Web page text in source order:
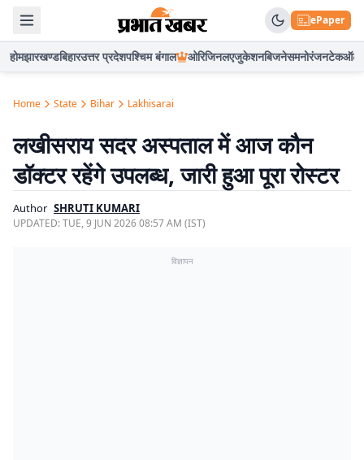
ePaper
होमझारखण्डबिहारउत्तर प्रदेशपश्चिम बंगाल ओरिजिनलएजुकेशनबिजनेसमनोरंजनटेकऑटो
Home State Bihar Lakhisarai
लखीसराय सदर अस्पताल में आज कौन
डॉक्टर रहेंगे उपलब्ध, जारी हुआ पूरा रोस्टर
Author SHRUTI KUMARI
UPDATED:TUE, 9 JUN 2026 08:57 AM (IST)
विज्ञापन